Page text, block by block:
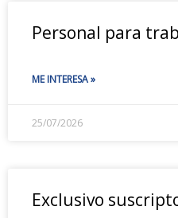
Personal para
ME INTERESA »
25/07/2026
Exclusivo